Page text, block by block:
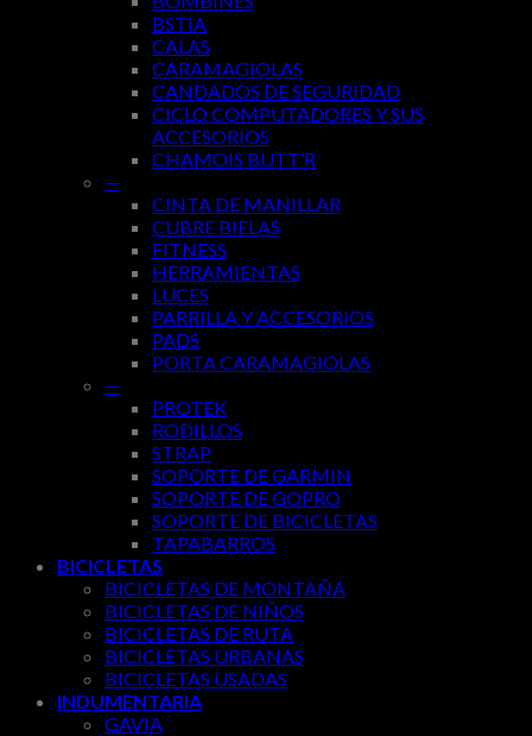
BSTIA
CALAS
CARAMAGIOLAS
CANDADOS DE SEGURIDAD
CICLO COMPUTADORES Y SUS
ACCESORIOS
CHAMOIS BUTT’R
—
CINTA DE MANILLAR
CUBRE BIELAS
FITNESS
HERRAMIENTAS
LUCES
PARRILLA Y ACCESORIOS
PADS
PORTA CARAMAGIOLAS
—
PROTEK
RODILLOS
STRAP
SOPORTE DE GARMIN
SOPORTE DE GOPRO
SOPORTE DE BICICLETAS
TAPABARROS
BICICLETAS
BICICLETAS DE MONTAÑA
BICICLETAS DE NIÑOS
BICICLETAS DE RUTA
BICICLETAS URBANAS
BICICLETAS USADAS
INDUMENTARIA
GAVIA